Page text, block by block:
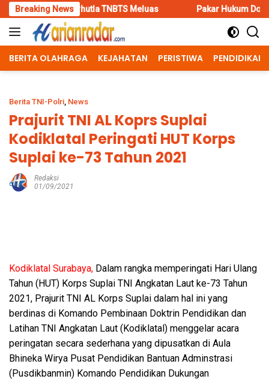
Skip
to
content
Breaking News
TNBTS Meluas Pakar Hukum Dorong Polri Tindak
BERITA OLAHRAGA KEJAHATAN PERISTIWA PENDIDIKAN
Berita TNI-Polri, News
Prajurit TNI AL Koprs Suplai
Kodiklatal Peringati HUT Korps
Suplai ke-73 Tahun 2021
Redaksi
01/09/2021
Kodiklatal Surabaya, Dalam rangka memperingati Hari Ulang
Tahun (HUT) Korps Suplai TNI Angkatan Laut ke-73 Tahun
2021, Prajurit TNI AL Korps Suplai dalam hal ini yang
berdinas di Komando Pembinaan Doktrin Pendidikan dan
Latihan TNI Angkatan Laut (Kodiklatal) menggelar acara
peringatan secara sederhana yang dipusatkan di Aula
Bhineka Wirya Pusat Pendidikan Bantuan Adminstrasi
(Pusdikbanmin) Komando Pendidikan Dukungan